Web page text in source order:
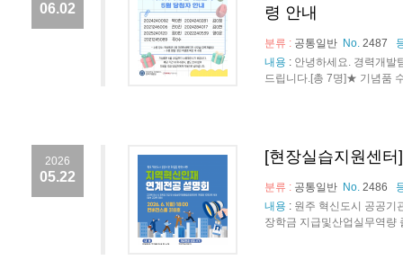
06.02
령 안내
분류 : 공통일반 No. 2487
내용 : 안녕하세요. 경력개발
드립니다.[총 7명]★ 기념품
2026
05.22
[현장실습지원센
분류 : 공통일반 No. 2486
내용 : 원주 혁신도시 공공기
장학금 지급및산업실무역량